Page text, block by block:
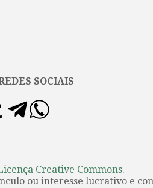
SOCIAIS
Creative Commons.
ou interesse lucrativo e